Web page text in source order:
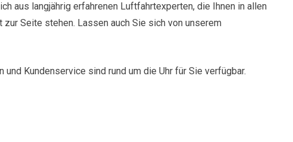
aus langjährig erfahrenen Luftfahrtexperten, die Ihnen in allen
Seite stehen. Lassen auch Sie sich von unserem
Kundenservice sind rund um die Uhr für Sie verfügbar.